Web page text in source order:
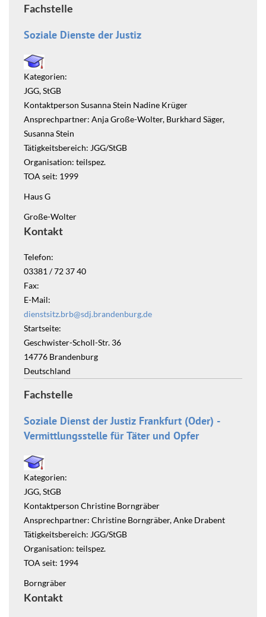
Fachstelle
Soziale Dienste der Justiz
Kategorien:
JGG, StGB
Kontaktperson Susanna Stein Nadine Krüger
Ansprechpartner: Anja Große-Wolter, Burkhard Säger,
Susanna Stein
Tätigkeitsbereich: JGG/StGB
Organisation: teilspez.
TOA seit: 1999
Haus G
Große-Wolter
Kontakt
Telefon:
03381 / 72 37 40
Fax:
E-Mail:
dienstsitz.brb@sdj.brandenburg.de
Startseite:
Geschwister-Scholl-Str. 36
14776 Brandenburg
Deutschland
Fachstelle
Soziale Dienst der Justiz Frankfurt (Oder) -
Vermittlungsstelle für Täter und Opfer
Kategorien:
JGG, StGB
Kontaktperson Christine Borngräber
Ansprechpartner: Christine Borngräber, Anke Drabent
Tätigkeitsbereich: JGG/StGB
Organisation: teilspez.
TOA seit: 1994
Borngräber
Kontakt